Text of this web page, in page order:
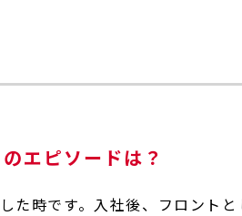
エピソードは？
た時です。入社後、フロント